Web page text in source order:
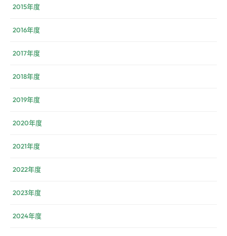
2015年度
2016年度
2017年度
2018年度
2019年度
2020年度
2021年度
2022年度
2023年度
2024年度